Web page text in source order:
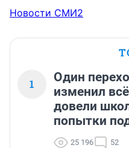
Новости СМИ2
1
Один
изменил
довели
попытки
25 196 52